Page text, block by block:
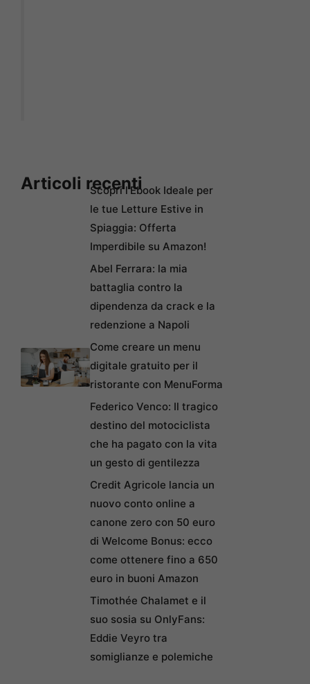
Articoli recentiScopri l’Ebook Ideale per
le tue Letture Estive in
Spiaggia: Offerta
Imperdibile su Amazon!
Abel Ferrara: la mia
battaglia contro la
dipendenza da crack e la
redenzione a Napoli
Come creare un menu
digitale gratuito per il
ristorante con MenuForma
Federico Venco: Il tragico
destino del motociclista
che ha pagato con la vita
un gesto di gentilezza
Credit Agricole lancia un
nuovo conto online a
canone zero con 50 euro
di Welcome Bonus: ecco
come ottenere fino a 650
euro in buoni Amazon
Timothée Chalamet e il
suo sosia su OnlyFans:
Eddie Veyro tra
somiglianze e polemiche